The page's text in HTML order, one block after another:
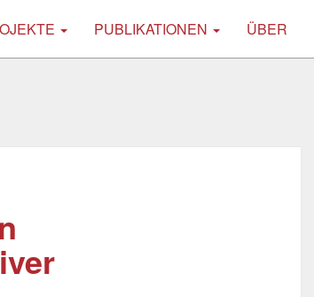
PUBLIKATIONEN ÜBER